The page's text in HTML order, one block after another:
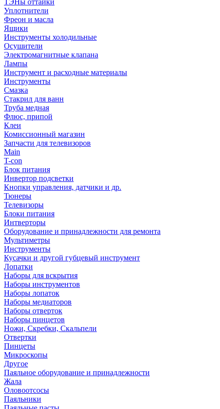
ТЭНы оттайки
Уплотнители
Фреон и масла
Ящики
Инструменты холодильные
Осушители
Электромагнитные клапана
Лампы
Инструмент и расходные материалы
Инструменты
Смазка
Стакрил для ванн
Труба медная
Флюс, припой
Клеи
Комиссионный магазин
Запчасти для телевизоров
Main
T-con
Блок питания
Инвертор подсветки
Кнопки управления, датчики и др.
Тюнеры
Телевизоры
Блоки питания
Интверторы
Оборудование и принадлежности для ремонта
Мультиметры
Инструменты
Кусачки и другой губцевый инструмент
Лопатки
Наборы для вскрытия
Наборы инструментов
Наборы лопаток
Наборы медиаторов
Наборы отверток
Наборы пинцетов
Ножи, Скребки, Скальпели
Отвертки
Пинцеты
Микроскопы
Другое
Паяльное оборудование и принадлежности
Жала
Оловоотсосы
Паяльники